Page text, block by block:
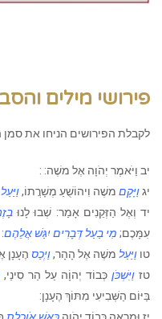
פירושי מילים
לקבלת הפירושים הניחו את
יב וַיֹּאמֶר יְהֹוָה אֶל משֶׁה: :
יגוַיָּקָם משֶׁה וִיהוֹשֻׁעַ מְשָׁרֲתוֹ,וַיַּעַל
ידוְאֶל הַזְּקֵנִים אָמַר: שְׁבוּ לָנוּ
עִמָּכֶם; מִי בַעַל דְּבָרִים יִגַּשׁ אֲלֵהֶם:
טו וַיַּעַל משֶׁה אֶל הָהָר,וַיְכַס הֶעָנָן
טז וַיִּשְׁכֹּן כְּבוֹד יְהוָֹה עַל הַר סִינַי,
בַּיּוֹם הַשְּׁבִיעִי מִתּוֹךְ הֶעָנָן: